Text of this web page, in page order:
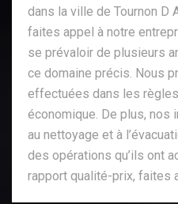
dans la ville de Tournon D
faites appel à notre
se prévaloir de plusieurs
ce domaine précis. Nous
effectuées dans les règles
économique. De plus, nos
au nettoyage et à
des opérations qu’ils ont
rapport qualité-prix, faites